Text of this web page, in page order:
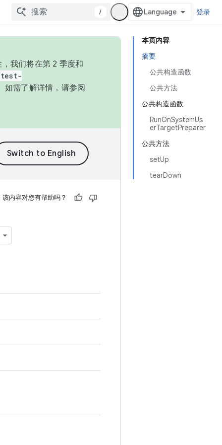
/ 登录
本页内容
摘要
公共构造函数
公共方法
公共构造函数
RunOnSystemUs
erTargetPreparer
公共方法
setUp
tearDown
我们将在第 2 季度和
如需了解详情，请参阅
该内容对您有帮助吗？